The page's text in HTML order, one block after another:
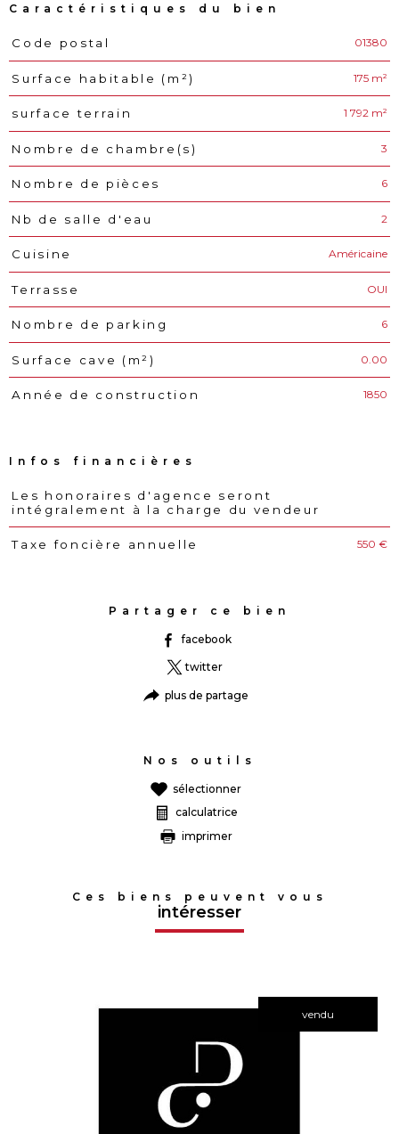
Caractéristiques du bien
Caractéristiques
Code postal 01380
Surface habitable (m²) 175 m²
surface terrain 1 792 m²
Nombre de chambre(s) 3
Nombre de pièces 6
Nb de salle d'eau 2
Cuisine Américaine
Terrasse OUI
Nombre de parking 6
Surface cave (m²) 0.00
Année de construction 1850
Infos financières
Caractéristiques Valeurs
Les honoraires d'agence seront
intégralement à la charge du vendeur
Taxe foncière annuelle 550 €
Partager ce bien
facebook
twitter
plus de partage
Nos outils
sélectionner
calculatrice
imprimer
Ces biens peuvent vous
intéresser
vendu
voir le bien